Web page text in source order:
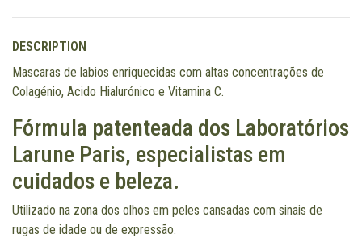
DESCRIPTION
Mascaras de labios enriquecidas com altas concentrações de
Colagénio, Acido Hialurónico e Vitamina C.
Fórmula patenteada dos Laboratórios
Larune Paris, especialistas em
cuidados e beleza.
Utilizado na zona dos olhos em peles cansadas com sinais de
rugas de idade ou de expressão.